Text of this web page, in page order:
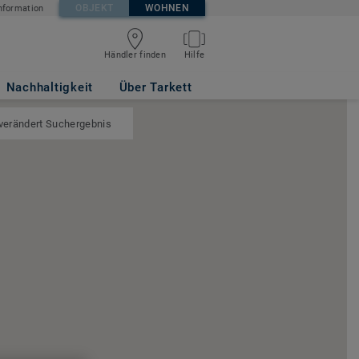
OBJEKT WOHNEN
Händler finden Hilfe
Nachhaltigkeit Über Tarkett
Suchergebnis